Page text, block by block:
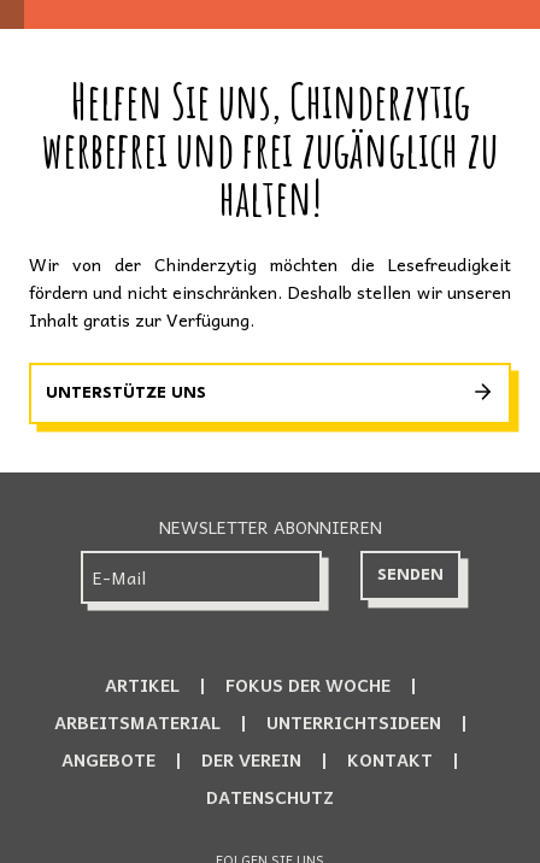
Helfen Sie uns, Chinderzytig
werbefrei und frei zugänglich zu
halten!
Wir von der Chinderzytig möchten die Lesefreudigkeit
fördern und nicht einschränken. Deshalb stellen wir unseren
Inhalt gratis zur Verfügung.
UNTERSTÜTZE UNS
NEWSLETTER ABONNIEREN
ARTIKEL
FOKUS DER WOCHE
ARBEITSMATERIAL
UNTERRICHTSIDEEN
ANGEBOTE
DER VEREIN
KONTAKT
DATENSCHUTZ